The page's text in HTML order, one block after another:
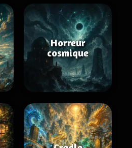
Horreur
cosmique